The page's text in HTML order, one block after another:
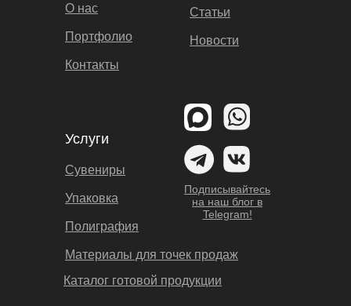
Портфолио
О нас
Контакты
Статьи
Новости
Услуги
Сувениры
Упаковка
Полиграфия
Каталог готовой продукции
Подписывайтесь
на наш блог в
Telegram!
Материалы для точек продаж